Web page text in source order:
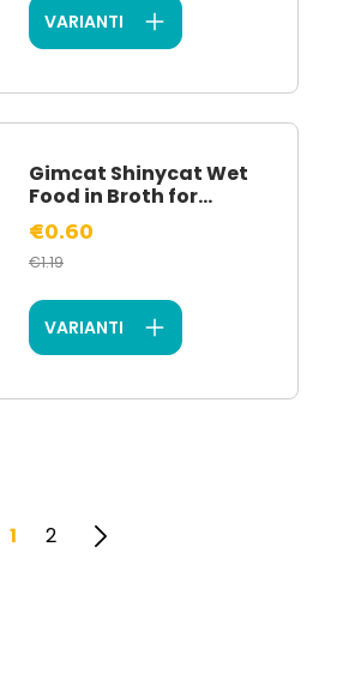
VARIANTI
Gimcat Shinycat Wet
Food in Broth for...
€0.60
€1.19
VARIANTI
1 2